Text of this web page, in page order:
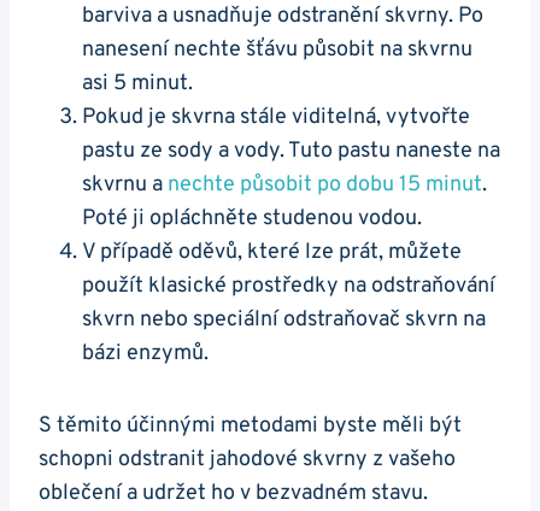
barviva a usnadňuje odstranění skvrny.⁢ Po
nanesení‍ nechte šťávu působit na skvrnu​
asi 5 minut.
Pokud je skvrna stále ⁤viditelná,‍ vytvořte
pastu ze sody a⁢ vody. Tuto pastu naneste na
skvrnu a nechte působit ​po dobu 15 minut.
Poté ji opláchněte ⁢studenou vodou.
V případě oděvů, ‍které lze​ prát, můžete
použít‌ klasické ‌prostředky⁤ na odstraňování
skvrn⁣ nebo speciální odstraňovač skvrn na
bázi enzymů.
S těmito účinnými metodami⁤ byste měli být
schopni‍ odstranit jahodové ​skvrny z ​vašeho
oblečení a udržet ho v bezvadném stavu.